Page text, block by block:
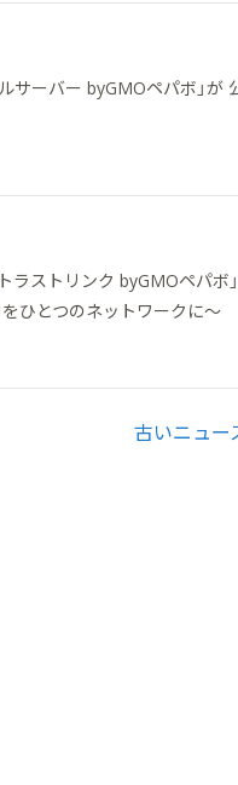
サーバー byGMOペパボ」が
ラストリンク byGMOペパボ
ひとつのネットワークに〜
古いニュー